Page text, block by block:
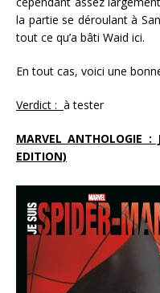
la partie se déroulant à
tout ce qu’a bâti Waid ici.
En tout cas, voici une
Verdict : à tester
MARVEL ANTHOLOGIE :
EDITION)